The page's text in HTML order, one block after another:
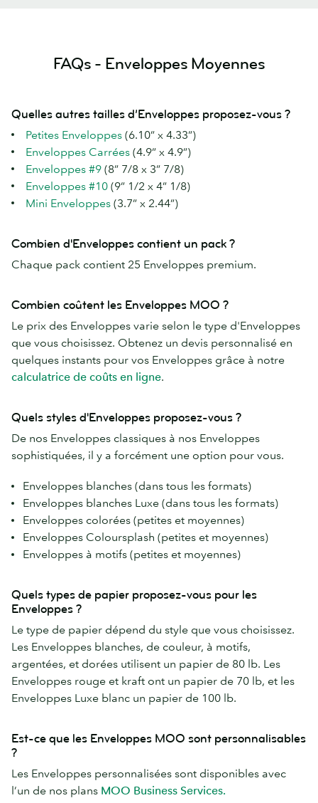
FAQs - Enveloppes Moyennes
Quelles autres tailles d’Enveloppes proposez-vous ?
Petites Enveloppes (6.10” x 4.33”)
Enveloppes Carrées (4.9” x 4.9”)
Enveloppes #9 (8” 7/8 x 3” 7/8)
Enveloppes #10 (9” 1/2 x 4” 1/8)
Mini Enveloppes (3.7” x 2.44”)
Combien d'Enveloppes contient un pack ?
Chaque pack contient 25 Enveloppes premium.
Combien coûtent les Enveloppes MOO ?
Le prix des Enveloppes varie selon le type d'Enveloppes
que vous choisissez. Obtenez un devis personnalisé en
quelques instants pour vos Enveloppes grâce à notre
calculatrice de coûts en ligne.
Quels styles d'Enveloppes proposez-vous ?
De nos Enveloppes classiques à nos Enveloppes
sophistiquées, il y a forcément une option pour vous.
Enveloppes blanches (dans tous les formats)
Enveloppes blanches Luxe (dans tous les formats)
Enveloppes colorées (petites et moyennes)
Enveloppes Coloursplash (petites et moyennes)
Enveloppes à motifs (petites et moyennes)
Quels types de papier proposez-vous pour les
Enveloppes ?
Le type de papier dépend du style que vous choisissez.
Les Enveloppes blanches, de couleur, à motifs,
argentées, et dorées utilisent un papier de 80 lb. Les
Enveloppes rouge et kraft ont un papier de 70 lb, et les
Enveloppes Luxe blanc un papier de 100 lb.
Est-ce que les Enveloppes MOO sont personnalisables
?
Les Enveloppes personnalisées sont disponibles avec
l’un de nos plans MOO Business Services.